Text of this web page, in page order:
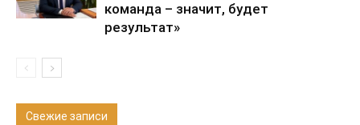
команда – значит, будет
результат»
Свежие записи